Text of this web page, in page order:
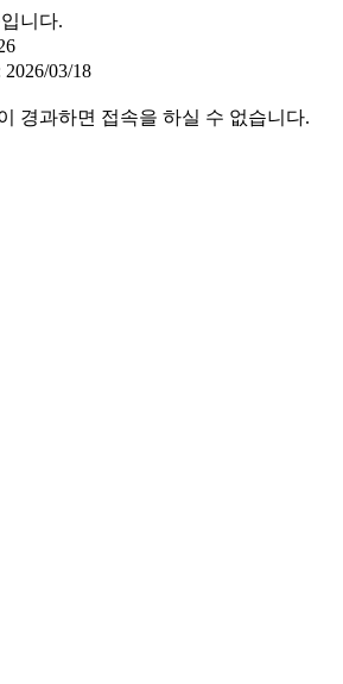
니다.
03/18
경과하면 접속을 하실 수 없습니다.